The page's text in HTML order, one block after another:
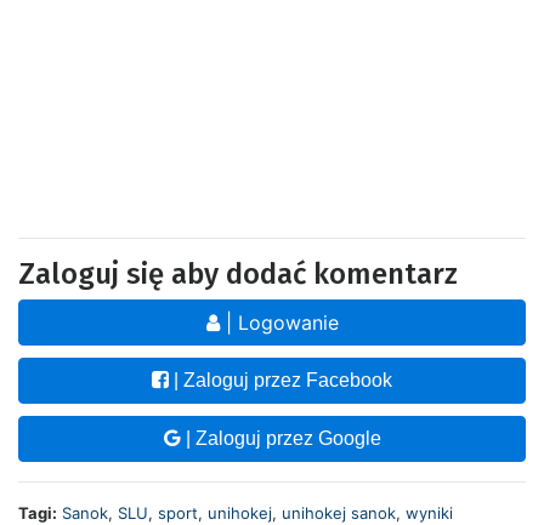
Zaloguj się aby dodać komentarz
| Logowanie
| Zaloguj przez Facebook
| Zaloguj przez Google
Tagi: Sanok, SLU, sport, unihokej, unihokej sanok, wyniki